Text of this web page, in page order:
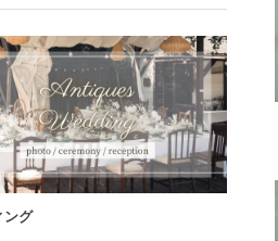
ング